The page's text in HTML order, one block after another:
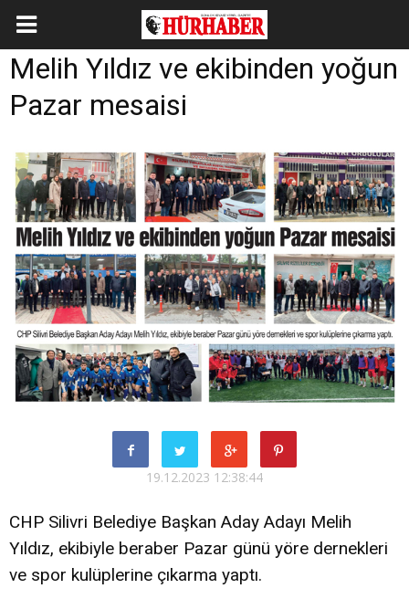
Melih Yıldız ve ekibinden yoğun
Pazar mesaisi
19.12.2023 12:38:44
CHP Silivri Belediye Başkan Aday Adayı Melih
Yıldız, ekibiyle beraber Pazar günü yöre dernekleri
ve spor kulüplerine çıkarma yaptı.